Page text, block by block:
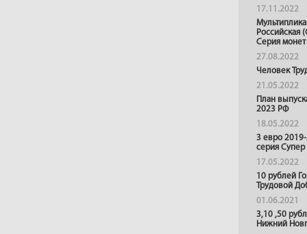
17.11.2022
Российская
Серия монет
27.08.2022
Человек
21.05.2022
План
2023 РФ
18.05.2022
3 евро
серия
17.05.2022
10 рублей
Трудовой
01.06.2021
3,10 ,50
Нижний